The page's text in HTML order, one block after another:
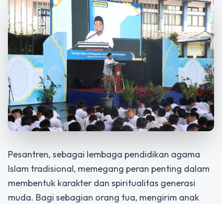
Pesantren, sebagai lembaga pendidikan agama
Islam tradisional, memegang peran penting dalam
membentuk karakter dan spiritualitas generasi
muda. Bagi sebagian orang tua, mengirim anak